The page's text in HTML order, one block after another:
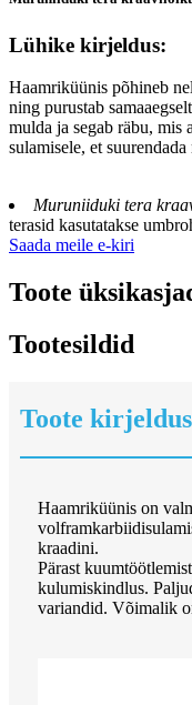
Lühike kirjeldus:
Haamriküünis põhineb
ning purustab
mulda ja segab räbu, mis
sulamisele, et
Muruniiduki tera
terasid kasutatakse
Saada meile e-kiri
Toote
Tootesildid
Toote kirjeldus
Haamriküünis on
kraadini.
Pärast
kulumiskindlus.
variandid. Võimalik